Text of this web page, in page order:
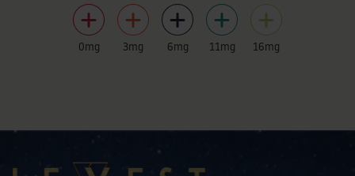
0mg 3mg 6mg 11mg 16mg